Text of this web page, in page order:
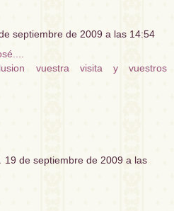
septiembre de 2009 a las 14:54
vuestra visita y vuestros
19 de septiembre de 2009 a las